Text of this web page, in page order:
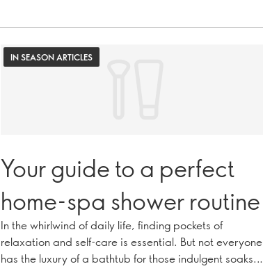
IN SEASON ARTICLES
Your guide to a perfect
home-spa shower routine
In the whirlwind of daily life, finding pockets of
relaxation and self-care is essential. But not everyone
has the luxury of a bathtub for those indulgent soaks.